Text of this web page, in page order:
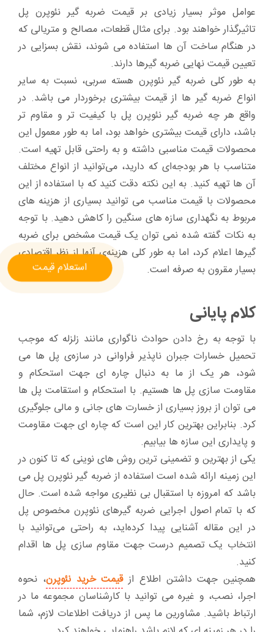
عوامل موثر بسیار زیادی بر قیمت ضربه گیر نئوپرن پل
تاثیرگذار خواهند بود. برای مثال قطعات، مصالح و متریالی که
در هنگام ساخت آن ها استفاده می شوند، نقش بسزایی در
تعیین قیمت نهایی ضربه گیر‌ها دارند.
به طور کلی ضربه گیر نئوپرن هسته سربی، نسبت به سایر
انواع ضربه گیر ها از قیمت بیشتری برخوردار می باشد. در
واقع هر چه ضربه گیر نئوپرن پل با کیفیت تر و مقاوم تر
باشد، دارای قیمت بیشتری خواهد بود، اما به طور معمول این
محصولات قیمت مناسبی داشته و به راحتی قابل تهیه است.
متناسب با هر بودجه‌ای که دارید، می‌توانید از انواع مختلف
آن ها تهیه کنید. به این نکته دقت کنید که با استفاده از این
محصولات با قیمت مناسب می توانید بسیاری از هزینه های
مربوط به نگهداری سازه های سنگین را کاهش دهید. با توجه
به نکات گفته شده نمی توان یک قیمت مشخص برای ضربه
گیر‌ها اعلام کرد، اما به طور کلی هزینه‌ی آنها از نظر اقتصادی
بسیار مقرون به صرفه است.
کلام پایانی
با توجه به رخ دادن حوادث ناگواری مانند زلزله که موجب
تحمیل خسارات جبران ناپذیر فراوانی در سازه‌ی پل ها می
شود، هر یک از ما به دنبال چاره ای جهت استحکام و
مقاومت سازی پل ها هستیم. با استحکام و استقامت پل ها
می توان از بروز بسیاری از خسارت های جانی و مالی جلوگیری
کرد. بنابراین بهترین کار این است که چاره ای جهت مقاومت
و پایداری این سازه ها بیابیم.
یکی از بهترین و تضمینی ترین روش های نوینی که تا کنون در
این زمینه ارائه شده است استفاده از ضربه گیر نئوپرن پل می
باشد که امروزه با استقبال بی نظیری مواجه شده است. حال
که با تمام اصول اجرایی ضربه گیر‌های نئوپرن مخصوص پل
در این مقاله آشنایی پیدا کرده‌اید، به راحتی می‌توانید با
انتخاب یک تصمیم درست جهت مقاوم سازی پل ها اقدام
کنید.
همچنین جهت داشتن اطلاع ازقیمت خرید نئوپرن، نحوه
اجرا، نصب، و غیره می توانید با کارشناسان مجموعه ما در
ارتباط باشید. مشاورین ما پس از دریافت اطلاعات لازم، شما
استعلام قیمت